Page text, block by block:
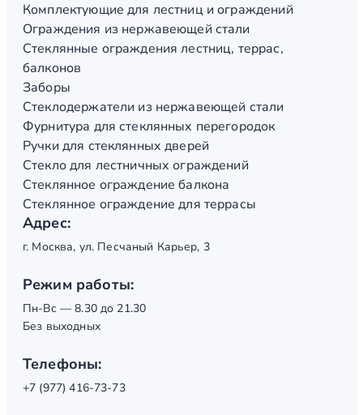
Комплектующие для лестниц и ограждений
Ограждения из нержавеющей стали
Стеклянные ограждения лестниц, террас,
балконов
Заборы
Стеклодержатели из нержавеющей стали
Фурнитура для стеклянных перегородок
Ручки для стеклянных дверей
Стекло для лестничных ограждений
Стеклянное ограждение балкона
Стеклянное ограждение для террасы
Адрес:
г. Москва, ул. Песчаный Карьер, 3
Режим работы:
Пн-Вс — 8.30 до 21.30
Без выходных
Телефоны:
+7 (977) 416-73-73